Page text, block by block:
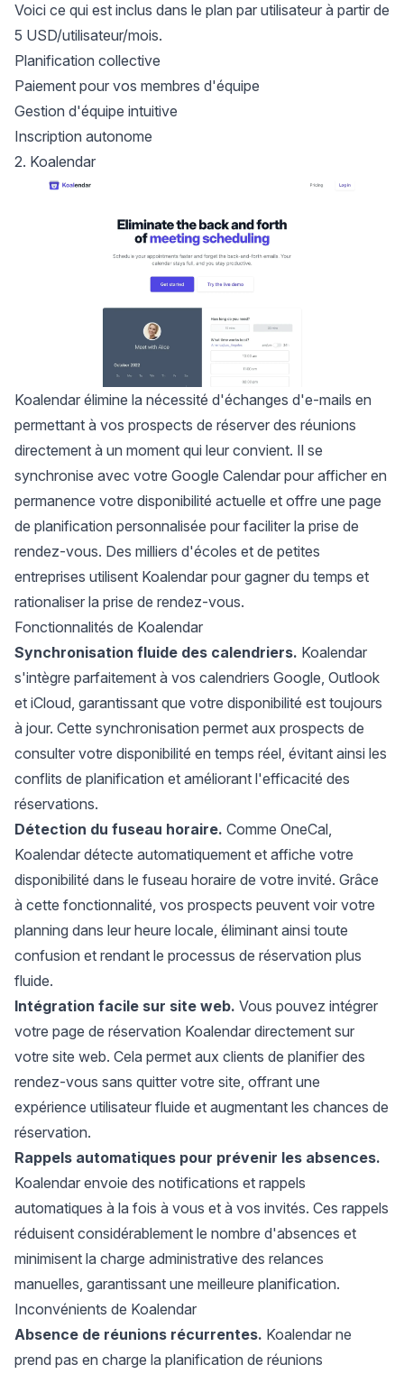
Voici ce qui est inclus dans le plan par utilisateur à partir de
5 USD/utilisateur/mois.
Planification collective
Paiement pour vos membres d'équipe
Gestion d'équipe intuitive
Inscription autonome
2. Koalendar
Koalendar élimine la nécessité d'échanges d'e-mails en
permettant à vos prospects de réserver des réunions
directement à un moment qui leur convient. Il se
synchronise avec votre Google Calendar pour afficher en
permanence votre disponibilité actuelle et offre une page
de planification personnalisée pour faciliter la prise de
rendez-vous. Des milliers d'écoles et de petites
entreprises utilisent Koalendar pour gagner du temps et
rationaliser la prise de rendez-vous.
Fonctionnalités de Koalendar
Synchronisation fluide des calendriers. Koalendar
s'intègre parfaitement à vos calendriers Google, Outlook
et iCloud, garantissant que votre disponibilité est toujours
à jour. Cette synchronisation permet aux prospects de
consulter votre disponibilité en temps réel, évitant ainsi les
conflits de planification et améliorant l'efficacité des
réservations.
Détection du fuseau horaire. Comme OneCal,
Koalendar détecte automatiquement et affiche votre
disponibilité dans le fuseau horaire de votre invité. Grâce
à cette fonctionnalité, vos prospects peuvent voir votre
planning dans leur heure locale, éliminant ainsi toute
confusion et rendant le processus de réservation plus
fluide.
Intégration facile sur site web. Vous pouvez intégrer
votre page de réservation Koalendar directement sur
votre site web. Cela permet aux clients de planifier des
rendez-vous sans quitter votre site, offrant une
expérience utilisateur fluide et augmentant les chances de
réservation.
Rappels automatiques pour prévenir les absences.
Koalendar envoie des notifications et rappels
automatiques à la fois à vous et à vos invités. Ces rappels
réduisent considérablement le nombre d'absences et
minimisent la charge administrative des relances
manuelles, garantissant une meilleure planification.
Inconvénients de Koalendar
Absence de réunions récurrentes. Koalendar ne
prend pas en charge la planification de réunions